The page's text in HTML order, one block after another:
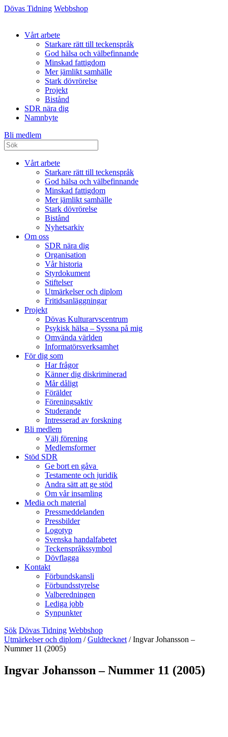
Dövas Tidning Webbshop
Vårt arbete
Starkare rätt till teckenspråk
God hälsa och välbefinnande
Minskad fattigdom
Mer jämlikt samhälle
Stark dövrörelse
Projekt
Bistånd
SDR nära dig
Namnbyte
Bli medlem
Vårt arbete
Starkare rätt till teckenspråk
God hälsa och välbefinnande
Minskad fattigdom
Mer jämlikt samhälle
Stark dövrörelse
Bistånd
Nyhetsarkiv
Om oss
SDR nära dig
Organisation
Vår historia
Styrdokument
Stiftelser
Utmärkelser och diplom
Fritidsanläggningar
Projekt
Dövas Kulturarvscentrum
Psykisk hälsa – Syssna på mig
Omvända världen
Informatörsverksamhet
För dig som
Har frågor
Känner dig diskriminerad
Mår dåligt
Förälder
Föreningsaktiv
Studerande
Intresserad av forskning
Bli medlem
Välj förening
Medlemsformer
Stöd SDR
Ge bort en gåva
Testamente och juridik
Andra sätt att ge stöd
Om vår insamling
Media och material
Pressmeddelanden
Pressbilder
Logotyp
Svenska handalfabetet
Teckenspråkssymbol
Dövflagga
Kontakt
Förbundskansli
Förbundsstyrelse
Valberedningen
Lediga jobb
Synpunkter
Sök Dövas Tidning Webbshop
Utmärkelser och diplom /Guldtecknet /Ingvar Johansson –
Nummer 11 (2005)
Ingvar Johansson – Nummer 11 (2005)